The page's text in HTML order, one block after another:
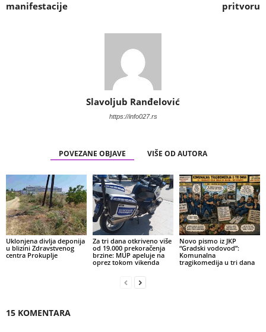
manifestacije pritvoru
Slavoljub Ranđelović
https://info027.rs
POVEZANE OBJAVE VIŠE OD AUTORA
Uklonjena divlja deponija
u blizini Zdravstvenog
centra Prokuplje
Za tri dana otkriveno više
od 19.000 prekoračenja
brzine: MUP apeluje na
oprez tokom vikenda
Novo pismo iz JKP
“Gradski vodovod”:
Komunalna
tragikomedija u tri dana
15 KOMENTARA